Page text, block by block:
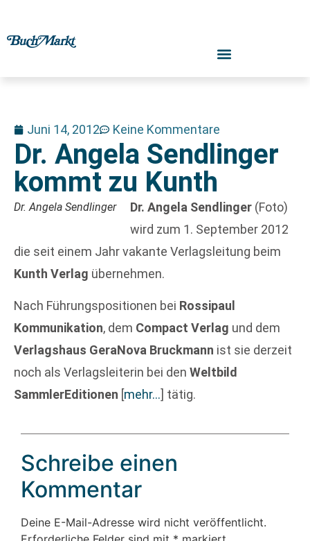
Juni 14, 2012 Keine Kommentare
Dr. Angela Sendlinger
kommt zu Kunth
Dr. Angela Sendlinger Dr. Angela Sendlinger (Foto)
wird zum 1. September 2012
die seit einem Jahr vakante Verlagsleitung beim
Kunth Verlag übernehmen.
Nach Führungspositionen bei Rossipaul
Kommunikation, dem Compact Verlag und dem
Verlagshaus GeraNova Bruckmann ist sie derzeit
noch als Verlagsleiterin bei den Weltbild
SammlerEditionen [mehr…] tätig.
Schreibe einen
Kommentar
Deine E-Mail-Adresse wird nicht veröffentlicht.